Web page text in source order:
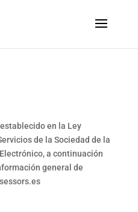
en la Ley
de la Sociedad de la
a continuación
general de